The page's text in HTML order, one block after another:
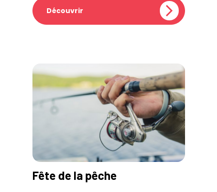
Découvrir
Fête de la pêche